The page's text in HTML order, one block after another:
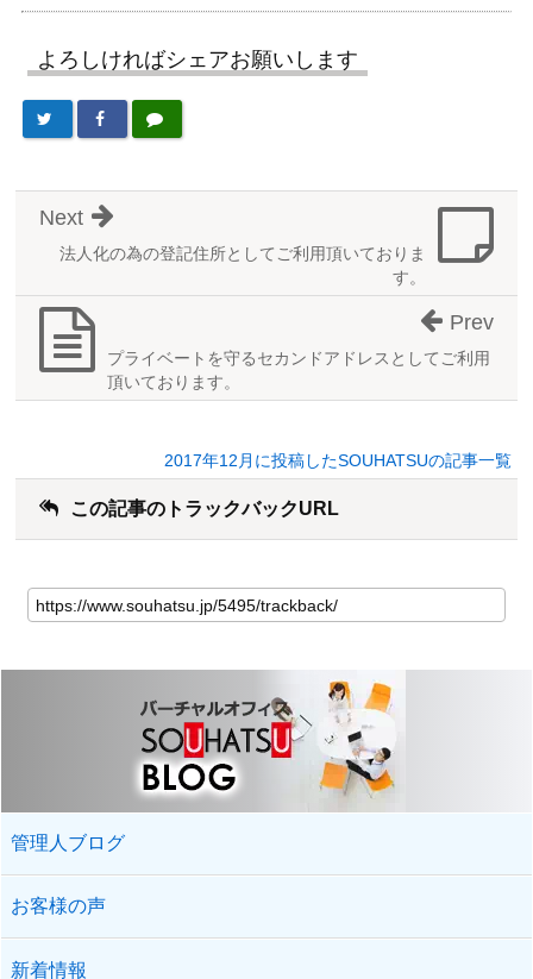
よろしければシェアお願いします
法人化の為の登記住所としてご利用頂いておりま
す。
Next
プライベートを守るセカンドアドレスとしてご利用
頂いております。
Prev
2017年12月に投稿したSOUHATSUの記事一覧
この記事のトラックバックURL
管理人ブログ
お客様の声
新着情報